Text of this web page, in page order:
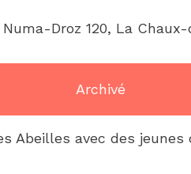
Numa-Droz 120, La
Archivé
Abeilles avec des